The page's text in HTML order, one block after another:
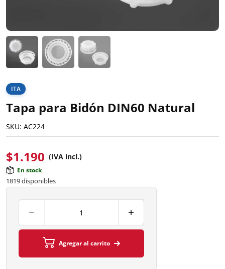
ITA
Tapa para Bidón DIN60 Natural
SKU: AC224
$1.190 (IVA incl.)
En stock
1819 disponibles
Agregar al carrito